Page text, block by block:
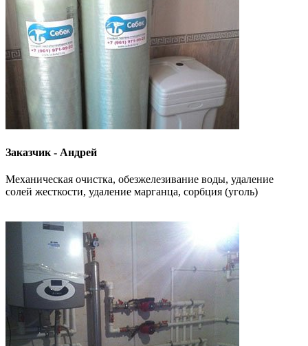
Заказчик - Андрей
Механическая очистка, обезжелезивание воды, удаление
солей жесткости, удаление марганца, сорбция (уголь)